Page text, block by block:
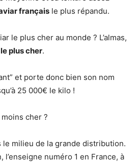
français le plus répandu.
le plus cher au monde ? L’almas,
plus cher.
et porte donc bien son nom
25 000€ le kilo !
cher ?
le milieu de la grande distribution.
l’enseigne numéro 1 en France, à